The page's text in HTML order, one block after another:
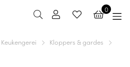
0
Keukengerei
Kloppers & gardes